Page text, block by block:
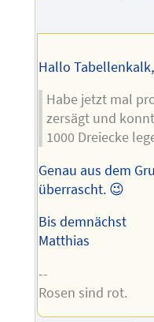
Hallo Tabellenkalk,
Habe jetzt mal
zersägt und
1000 Dreiecke
Genau aus dem
überrascht. 😉
Bis demnächst
Matthias
--
Rosen sind rot.